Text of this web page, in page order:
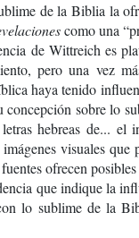
de la Biblia la
como una
de Wittreich es
pero una vez
haya tenido
sobre lo
hebreas de... el
visuales que
ofrecen
que indique la
lo sublime de la